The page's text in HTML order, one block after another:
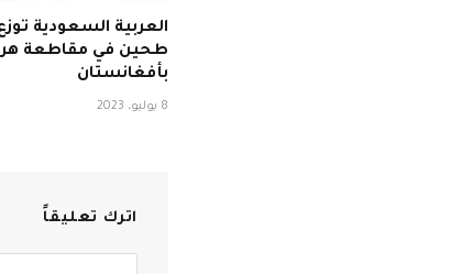
طحين في مقاطعة
بأفغانستان
8 يوليو، 2023
اترك تعليقاً